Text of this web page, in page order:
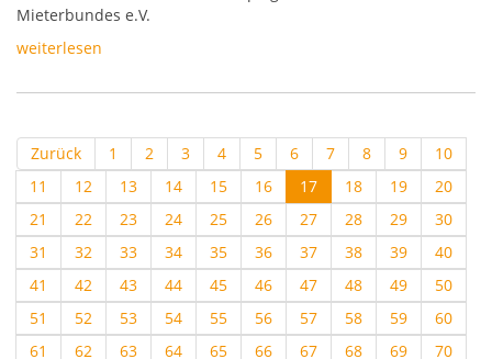
Mieterbundes e.V.
weiterlesen
Zurück 1 2 3 4 5 6 7 8 9
10
11
12 13 14 15 16 17 18 19
20
21
22 23 24 25 26 27 28 29
30
31
32 33 34 35 36 37 38 39
40
41
42 43 44 45 46 47 48 49
50
51
52 53 54 55 56 57 58 59
60
61
62 63 64 65 66 67 68 69 70